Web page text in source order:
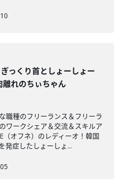
っくり首としょーしょー
離れのちぃちゃん
職種のフリーランス＆フリーラ
ワークシェア＆交流＆スキルア
（オフネ）のレディーオ！韓国
発症したしょーしょ...